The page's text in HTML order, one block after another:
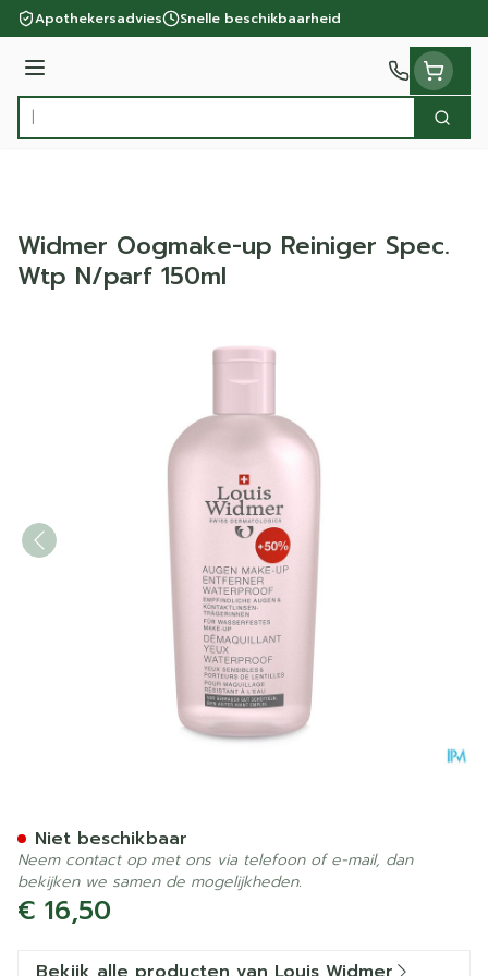
Ga naar de inhoud
Apothekersadvies Snelle beschikbaarheid
Menu
Product, merk, categorie...
Zoek
Widmer Oogmake-up Reiniger Spec.
Wtp N/parf 150ml
€ 16,50
Niet beschikbaar
Neem contact op met ons via telefoon of e-mail, dan
bekijken we samen de mogelijkheden.